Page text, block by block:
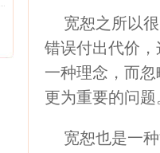
宽恕之所以
错误付出代价
一种理念，而
更为重要的问题
宽恕也是一